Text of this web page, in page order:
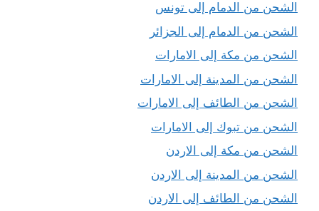
الشحن من الدمام إلى تونس
الشحن من الدمام إلى الجزائر
الشحن من مكة إلى الامارات
الشحن من المدينة إلى الامارات
الشحن من الطائف إلى الامارات
الشحن من تبوك إلى الامارات
الشحن من مكة إلى الاردن
الشحن من المدينة إلى الاردن
الشحن من الطائف إلى الاردن